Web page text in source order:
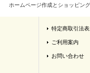
ホームページ作成とショッピン
特定商取引法
ご利用案内
お問い合わせ